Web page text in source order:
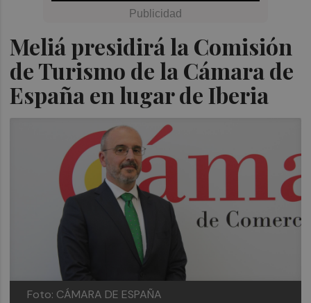
Meliá presidirá la Comisión
de Turismo de la Cámara de
España en lugar de Iberia
Foto: CÁMARA DE ESPAÑA